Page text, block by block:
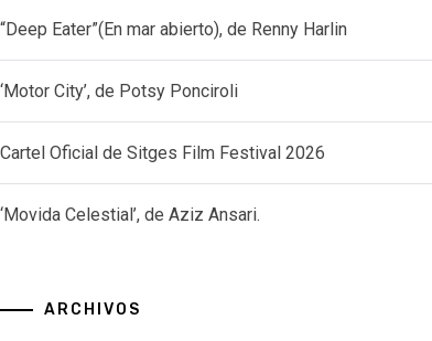
“Deep Eater”(En mar abierto), de Renny Harlin
‘Motor City’, de Potsy Ponciroli
Cartel Oficial de Sitges Film Festival 2026
‘Movida Celestial’, de Aziz Ansari.
ARCHIVOS